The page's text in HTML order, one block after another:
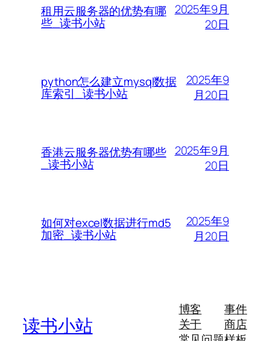
租用云服务器的优势有哪
些_读书小站
2025年9月
20日
python怎么建立mysql数据
库索引_读书小站
2025年9
月20日
香港云服务器优势有哪些
_读书小站
2025年9月
20日
如何对excel数据进行md5
加密_读书小站
2025年9
月20日
读书小站
博客
关于
事件
商店